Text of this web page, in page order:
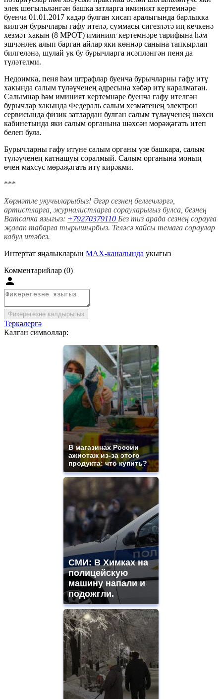
элек шөгыльләнгән башка затларга иминият кертемнәре
буенча 01.01.2017 кадәр булган хисап аралыгында барлыкка
килгән бурычлары гафу ителә, суммасы сигезләтә иң кечкенә
хезмәт хакын (8 МРОТ) иминият кертемнәре тарифына һәм
эшчәнлек алып барган айлар яки көннәр санына тапкырлап
билгеләнә, шулай ук бу бурычларга исәпләнгән пеня да
түләтелми.
Недоимка, пеня һәм штрафлар буенча бурычларны гафу итү
хакында салым түләүченең адресына хәбәр итү каралмаган.
Салымнар һәм иминият кертемнәре буенча гафу ителгән
бурычлар хакында Федераль салым хезмәтенең электрон
сервисында физик затлардан булган салым түләүченең шәхси
кабинетында яки салым органына шәхсән мөрәҗәгать итеп
белеп була.
Бурычларны гафу итүне салым органы үзе башкара, салым
түләүченең катнашуы соралмый. Салым органына моның
өчен махсус мөрәҗәгать итү кирәкми.
***
Хөрмәтле укучыларыбыз! Әгәр сезнең белгечләргә,
артистларга, журналистларга сорауларыгыз булса, безнең
Ватсапка языгыз: +79270379110 Без тиз арада сезнең сорауга
җавап табарга тырышырбыз. Теләсә кайсы темага сораулар
кабул итәбез.
Интертат яңалыкларын MAX-каналында укыгыз
Комментарийлар (0)
Фикерегезне калдырыгыз
Теркәлергә
Калган символлар:
В магазинах России
ажиотаж из-за этого
продукта: что купить?
СМИ: В Химках на
полицейскую
машину напали и
подожгли.